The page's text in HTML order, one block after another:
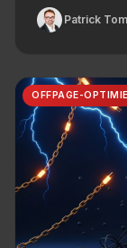
Sichtbarkeit...
Patrick
OFFPAGE-